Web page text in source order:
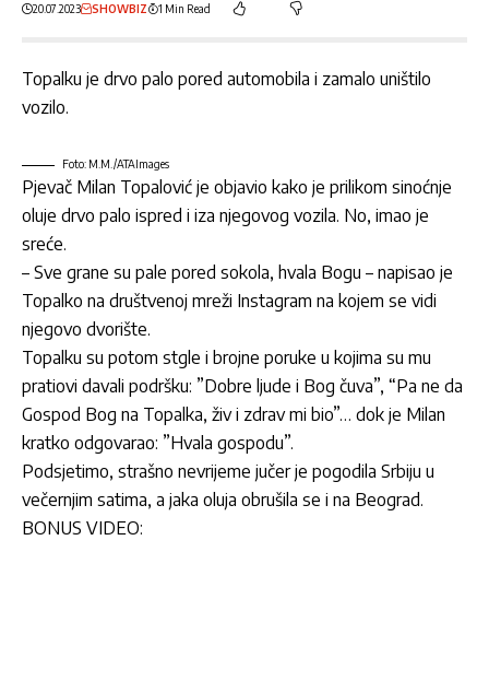
20.07.2023 SHOWBIZ 1 Min Read
Topalku je drvo palo pored automobila i zamalo uništilo
vozilo.
Foto: M.M./ATAImages
Pjevač Milan Topalović je objavio kako je prilikom sinoćnje
oluje drvo palo ispred i iza njegovog vozila. No, imao je
sreće.
– Sve grane su pale pored sokola, hvala Bogu – napisao je
Topalko na društvenoj mreži Instagram na kojem se vidi
njegovo dvorište.
Topalku su potom stgle i brojne poruke u kojima su mu
pratiovi davali podršku: ”Dobre ljude i Bog čuva”, “Pa ne da
Gospod Bog na Topalka, živ i zdrav mi bio”… dok je Milan
kratko odgovarao: ”Hvala gospodu”.
Podsjetimo, strašno nevrijeme jučer je pogodila Srbiju u
večernjim satima, a jaka oluja obrušila se i na Beograd.
BONUS VIDEO: